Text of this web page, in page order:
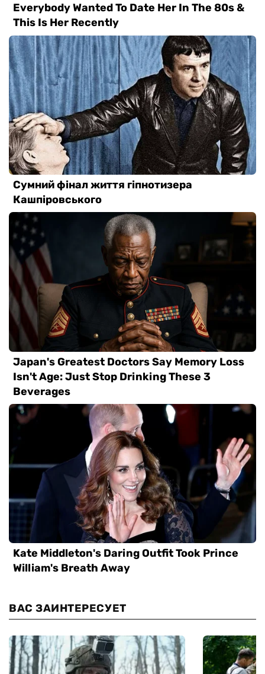
ВАС ЗАИНТЕРЕСУЕТ